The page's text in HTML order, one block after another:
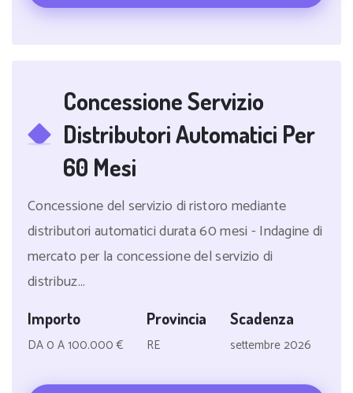
Concessione Servizio
Distributori Automatici Per
60 Mesi
Concessione del servizio di ristoro mediante
distributori automatici durata 60 mesi - Indagine di
mercato per la concessione del servizio di
distribuz...
Importo
DA 0 A 100.000 €
Provincia
RE
Scadenza
settembre 2026